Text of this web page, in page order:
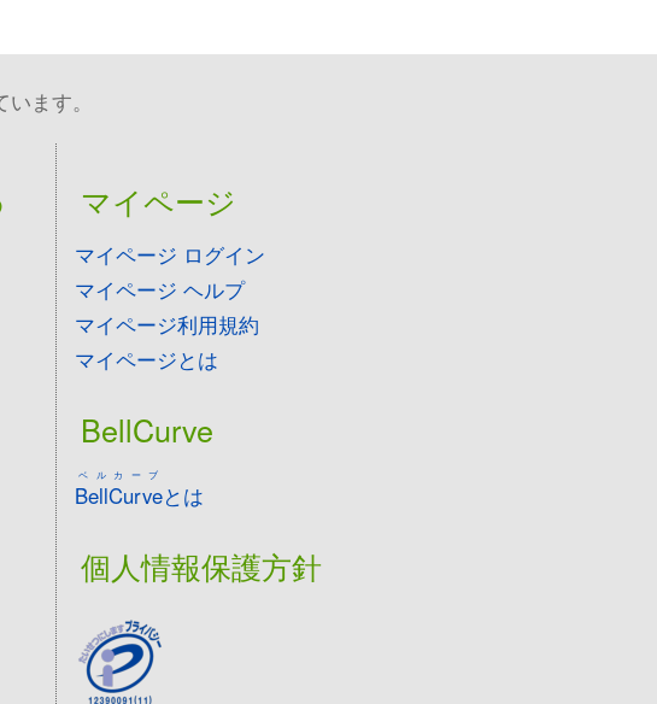
ます。
マイページ
マイページ ログイン
マイページ ヘルプ
マイページ利用規約
マイページとは
BellCurve
BellCurve
ベルカーブ
とは
個人情報保護方針